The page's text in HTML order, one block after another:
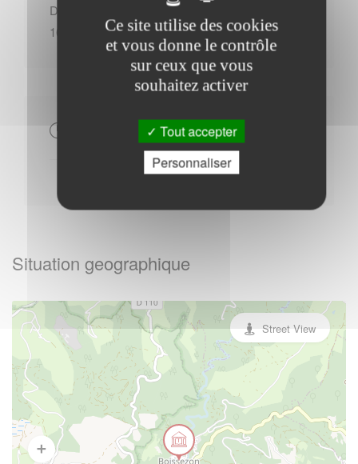
Du Jeudi au Vendredi : - 10h00 à 12h30 - 14h00 à
16h00
Situation geographique
Street View
Ce site utilise des cookies
et vous donne le contrôle
sur ceux que vous
souhaitez activer
Tout accepter
Personnaliser